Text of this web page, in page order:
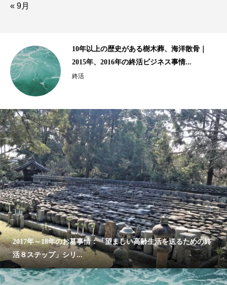
« 9月
10年以上の歴史がある樹木葬、海洋散骨｜
2015年、2016年の終活ビジネス事情...
終活
2017年～18年のお墓事情：「望ましい高齢生活を送るための終
活８ステップ」シリ...